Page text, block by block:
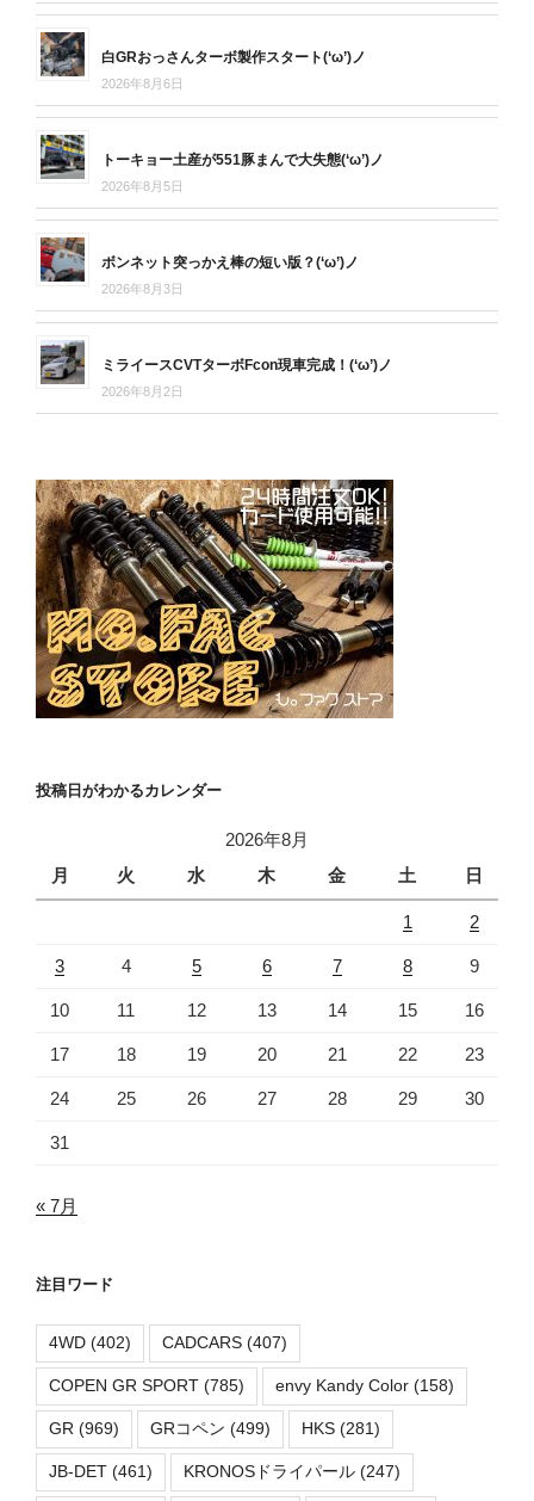
白GRおっさんターボ製作スタート(‘ω’)ノ
2026年8月6日
トーキョー土産が551豚まんで大失態(‘ω’)ノ
2026年8月5日
ボンネット突っかえ棒の短い版？(‘ω’)ノ
2026年8月3日
ミライースCVTターボFcon現車完成！(‘ω’)ノ
2026年8月2日
投稿日がわかるカレンダー
2026年8月
月
火 水 木 金 土 日
1 2
3 4 5 6 7 8 9
10 11 12 13 14 15 16
17 18 19 20 21 22 23
24 25 26 27 28 29 30
31
« 7月
注目ワード
4WD (402) CADCARS (407)
COPEN GR SPORT (785) envy Kandy Color (158)
GR (969) GRコペン (499) HKS (281)
JB-DET (461) KRONOSドライパール (247)